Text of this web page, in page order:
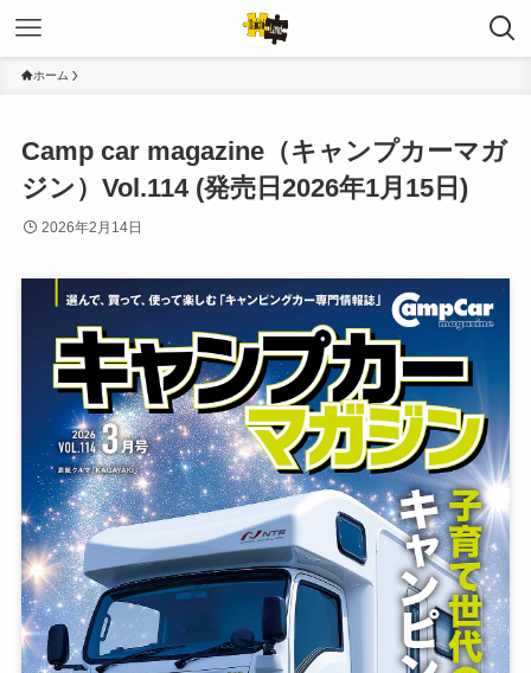
ホーム
Camp car magazine（キャンプカーマガ
ジン）Vol.114 (発売日2026年1月15日)
2026年2月14日